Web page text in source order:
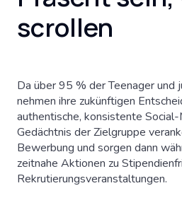
scrollen
Da über 95 % der Teenager und
nehmen ihre zukünftigen
authentische, konsistente
Gedächtnis der Zielgruppe
Bewerbung und sorgen dann
zeitnahe Aktionen zu
Rekrutierungsveranstaltungen.